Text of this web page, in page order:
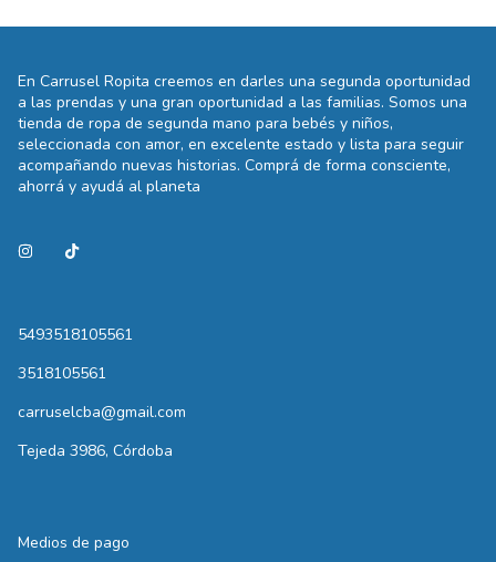
En Carrusel Ropita creemos en darles una segunda oportunidad
a las prendas y una gran oportunidad a las familias. Somos una
tienda de ropa de segunda mano para bebés y niños,
seleccionada con amor, en excelente estado y lista para seguir
acompañando nuevas historias. Comprá de forma consciente,
ahorrá y ayudá al planeta
5493518105561
3518105561
carruselcba@gmail.com
Tejeda 3986, Córdoba
Medios de pago